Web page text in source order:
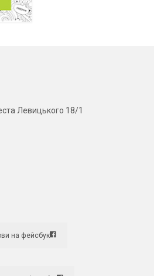
Левицького 18/1
на фейсбук